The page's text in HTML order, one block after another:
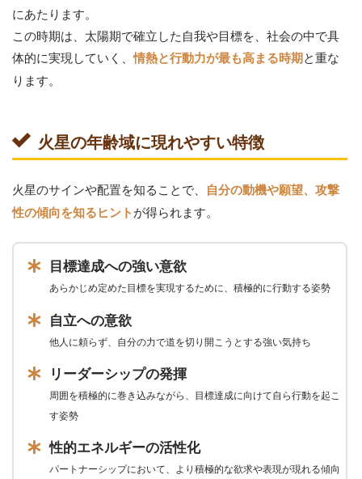
にあたります。
この時期は、太陽期で確立した自我や目標を、社会の中で具
体的に実現していく、情熱と行動力が最も高まる時期と重な
ります。
火星の年齢域に現れやすい特徴
火星のサインや配置を知ることで、 自分の動機や願望、攻撃
性の傾向を知るヒントが得られます。
目標達成への強い意欲
あらかじめ定めた目標を実現するために、積極的に行動する姿勢
自立への意欲
他人に頼らず、自分の力で道を切り開こうとする強い気持ち
リーダーシップの発揮
周囲を積極的に巻き込みながら、目標達成に向けて自ら行動を起こ
す姿勢
性的エネルギーの活性化
パートナーシップにおいて、より積極的な欲求や表現が現れる傾向